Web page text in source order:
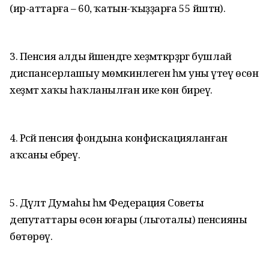
(ир-аттарға – 60, ҡатын-ҡыҙҙарға 55 йәштән).
3. Пенсия алды йәшендәге хеҙмәткәрҙәргә бушлай
диспансерлашыу мөмкинлеген һәм уны үтеү өсөн
хеҙмәт хаҡы һаҡланылған ике көн биреү.
4. Рәсәй пенсия фондына конфискацияланған
аҡсаны ебәреү.
5. Дәүләт Думаһы һәм Федерация Советы
депутаттары өсөн юғары (льготалы) пенсияны
бөтөрөү.